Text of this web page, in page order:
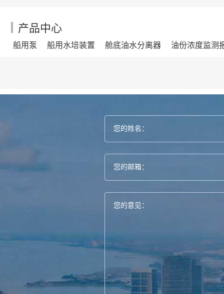
产品中心
船用泵 船用水培装置 舱底油水分离器 油份浓度监测